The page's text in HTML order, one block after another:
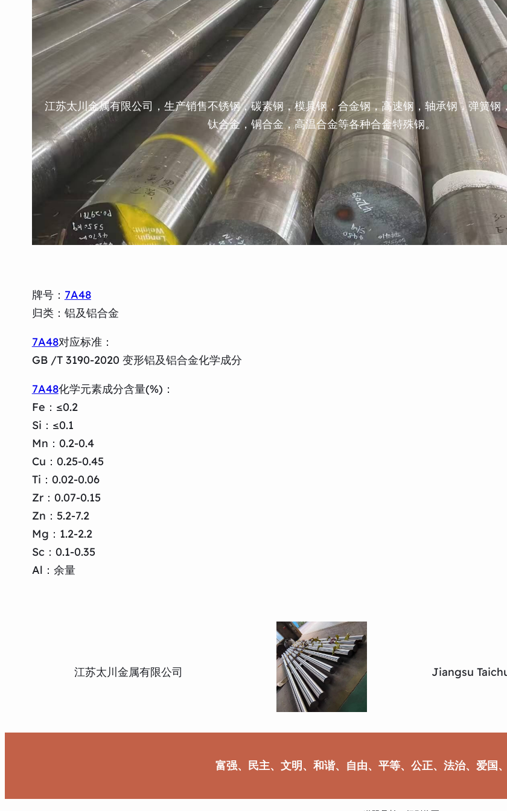
江苏太川金属有限公司，生产销售不锈钢，碳素钢，模具钢，合金钢，高速钢，轴承钢，弹簧钢
钛合金，铜合金，高温合金等各种合金特殊钢。
牌号： 7A48
归类：铝及铝合金
7A48对应标准：
GB /T 3190-2020 变形铝及铝合金化学成分
7A48化学元素成分含量(%)：
Fe：≤0.2
Si：≤0.1
Mn：0.2-0.4
Cu：0.25-0.45
Ti：0.02-0.06
Zr：0.07-0.15
Zn：5.2-7.2
Mg：1.2-2.2
Sc：0.1-0.35
Al：余量
江苏太川金属有限公司 Jiangsu
富强、民主、文明、和谐、自由、平等、公正、法治、爱国